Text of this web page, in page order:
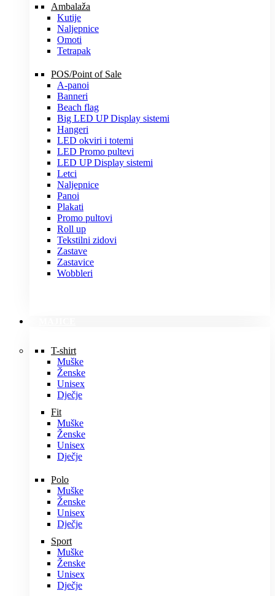
Ambalaža
Kutije
Naljepnice
Omoti
Tetrapak
POS/Point of Sale
A-panoi
Banneri
Beach flag
Big LED UP Display sistemi
Hangeri
LED okviri i totemi
LED Promo pultevi
LED UP Display sistemi
Letci
Naljepnice
Panoi
Plakati
Promo pultovi
Roll up
Tekstilni zidovi
Zastave
Zastavice
Wobbleri
T-shirt
Muške
Ženske
Unisex
Dječje
Fit
Muške
Ženske
Unisex
Dječje
Polo
Muške
Ženske
Unisex
Dječje
Sport
Muške
Ženske
Unisex
Dječje